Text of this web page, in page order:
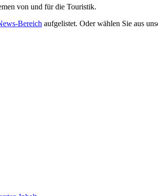
von und für die Touristik.
Bereich aufgelistet. Oder wählen Sie aus